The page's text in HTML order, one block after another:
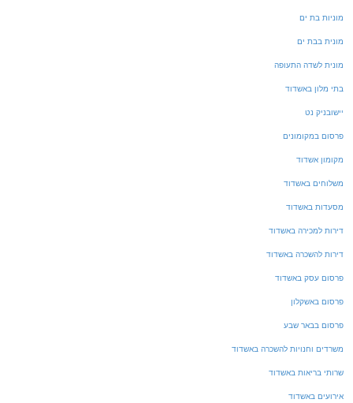
מוניות בת ים
מונית בבת ים
מונית לשדה התעופה
בתי מלון באשדוד
יישובניק נט
פרסום במקומונים
מקומון אשדוד
משלוחים באשדוד
מסעדות באשדוד
דירות למכירה באשדוד
דירות להשכרה באשדוד
פרסום עסק באשדוד
פרסום באשקלון
פרסום בבאר שבע
משרדים וחנויות להשכרה באשדוד
שרותי בריאות באשדוד
אירועים באשדוד